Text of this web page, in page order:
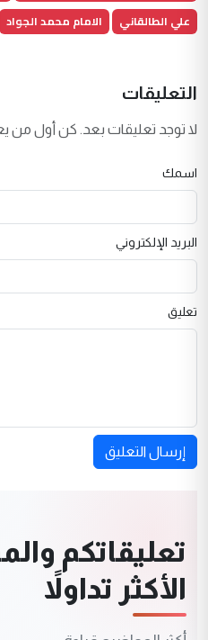
علي الطالقاني
الامام محمد الجواد
التعليقات
لا توجد تعليقات بعد. كن أول من
اسمك
البريد الإلكتروني
تعليق
إرسال التعليق
تعليقاتكم
الأكثر تداولاً